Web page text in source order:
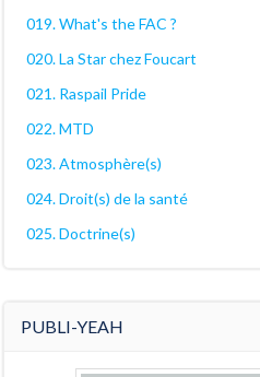
019. What's the FAC ?
020. La Star chez Foucart
021. Raspail Pride
022. MTD
023. Atmosphère(s)
024. Droit(s) de la santé
025. Doctrine(s)
PUBLI-YEAH